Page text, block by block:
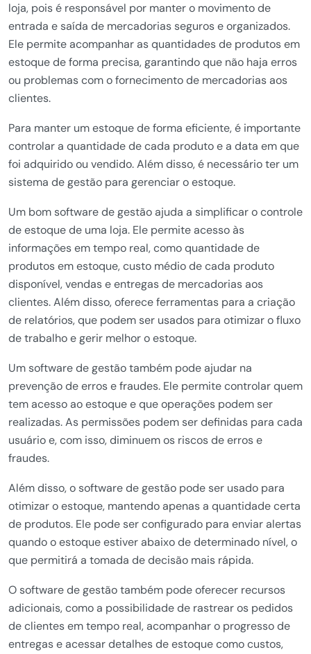
loja, pois é responsável por manter o movimento de
entrada e saída de mercadorias seguros e organizados.
Ele permite acompanhar as quantidades de produtos em
estoque de forma precisa, garantindo que não haja erros
ou problemas com o fornecimento de mercadorias aos
clientes.
Para manter um estoque de forma eficiente, é importante
controlar a quantidade de cada produto e a data em que
foi adquirido ou vendido. Além disso, é necessário ter um
sistema de gestão para gerenciar o estoque.
Um bom software de gestão ajuda a simplificar o controle
de estoque de uma loja. Ele permite acesso às
informações em tempo real, como quantidade de
produtos em estoque, custo médio de cada produto
disponível, vendas e entregas de mercadorias aos
clientes. Além disso, oferece ferramentas para a criação
de relatórios, que podem ser usados para otimizar o fluxo
de trabalho e gerir melhor o estoque.
Um software de gestão também pode ajudar na
prevenção de erros e fraudes. Ele permite controlar quem
tem acesso ao estoque e que operações podem ser
realizadas. As permissões podem ser definidas para cada
usuário e, com isso, diminuem os riscos de erros e
fraudes.
Além disso, o software de gestão pode ser usado para
otimizar o estoque, mantendo apenas a quantidade certa
de produtos. Ele pode ser configurado para enviar alertas
quando o estoque estiver abaixo de determinado nível, o
que permitirá a tomada de decisão mais rápida.
O software de gestão também pode oferecer recursos
adicionais, como a possibilidade de rastrear os pedidos
de clientes em tempo real, acompanhar o progresso de
entregas e acessar detalhes de estoque como custos,